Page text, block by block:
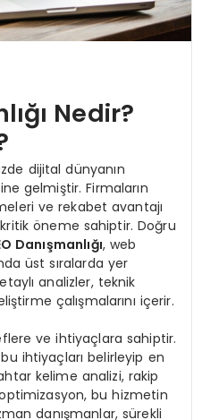
Nedir?
dijital dünyanın
gelmiştir. Firmaların
ve rekabet avantajı
öneme sahiptir. Doğru
Danışmanlığı, web
üst sıralarda yer
analizler, teknik
çalışmalarını içerir.
ve ihtiyaçlara sahiptir.
ihtiyaçları belirleyip en
kelime analizi, rakip
bu hizmetin
danışmanlar, sürekli